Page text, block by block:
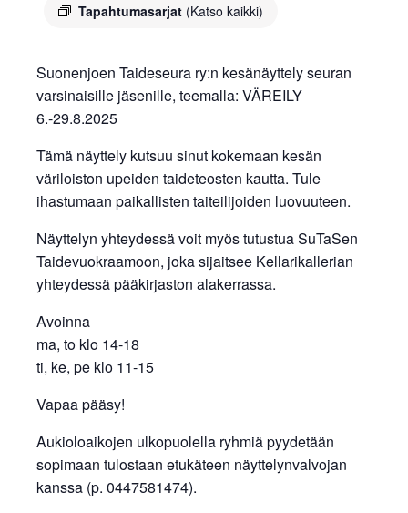
Tapahtumasarjat (Katso kaikki)
Suonenjoen Taideseura ry:n kesänäyttely seuran
varsinaisille jäsenille, teemalla: VÄREILY
6.-29.8.2025
Tämä näyttely kutsuu sinut kokemaan kesän
väriloiston upeiden taideteosten kautta. Tule
ihastumaan paikallisten taiteilijoiden luovuuteen.
Näyttelyn yhteydessä voit myös tutustua SuTaSen
Taidevuokraamoon, joka sijaitsee Kellarikallerian
yhteydessä pääkirjaston alakerrassa.
Avoinna
ma, to klo 14-18
ti, ke, pe klo 11-15
Vapaa pääsy!
Aukioloaikojen ulkopuolella ryhmiä pyydetään
sopimaan tulostaan etukäteen näyttelynvalvojan
kanssa (p. 0447581474).